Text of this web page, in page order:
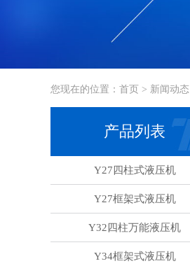
您现在的位置： 首页 > 新闻动态
产品列表
Y27四柱式液压机
Y27框架式液压机
Y32四柱万能液压机
Y34框架式液压机